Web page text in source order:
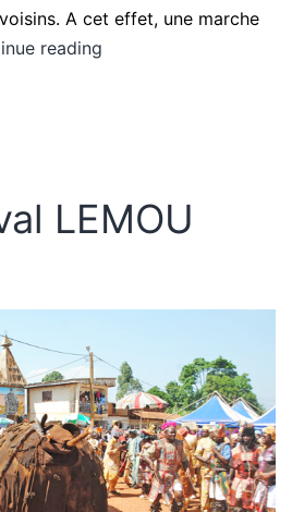
A cet effet, une marche
reading
LEMOU